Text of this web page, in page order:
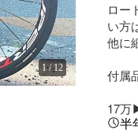
1/12
ロー
い方
他に
付属
17
半